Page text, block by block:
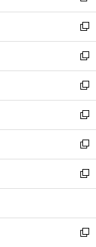
開
く
ウ
で
開
く
ン
ド
ウ
で
開
く
ウ
ィ
ン
ド
ウ
で
開
く
し
い
ウ
ィ
ン
ド
ウ
で
開
く
新
し
い
ウ
ィ
ン
ド
ウ
で
開
く
新
し
い
ウ
ィ
ン
ド
ウ
で
開
新
し
い
ウ
ィ
ン
ド
ウ
開
く
新
し
い
ウ
ィ
ン
ウ
で
新
し
い
ウ
ン
ド
新
し
ウ
ィ
新